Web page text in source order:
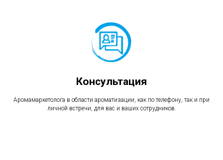
Консультация
Аромамаркетолога в области ароматизации, как по телефону, так и при
личной встречи, для вас и ваших сотрудников.